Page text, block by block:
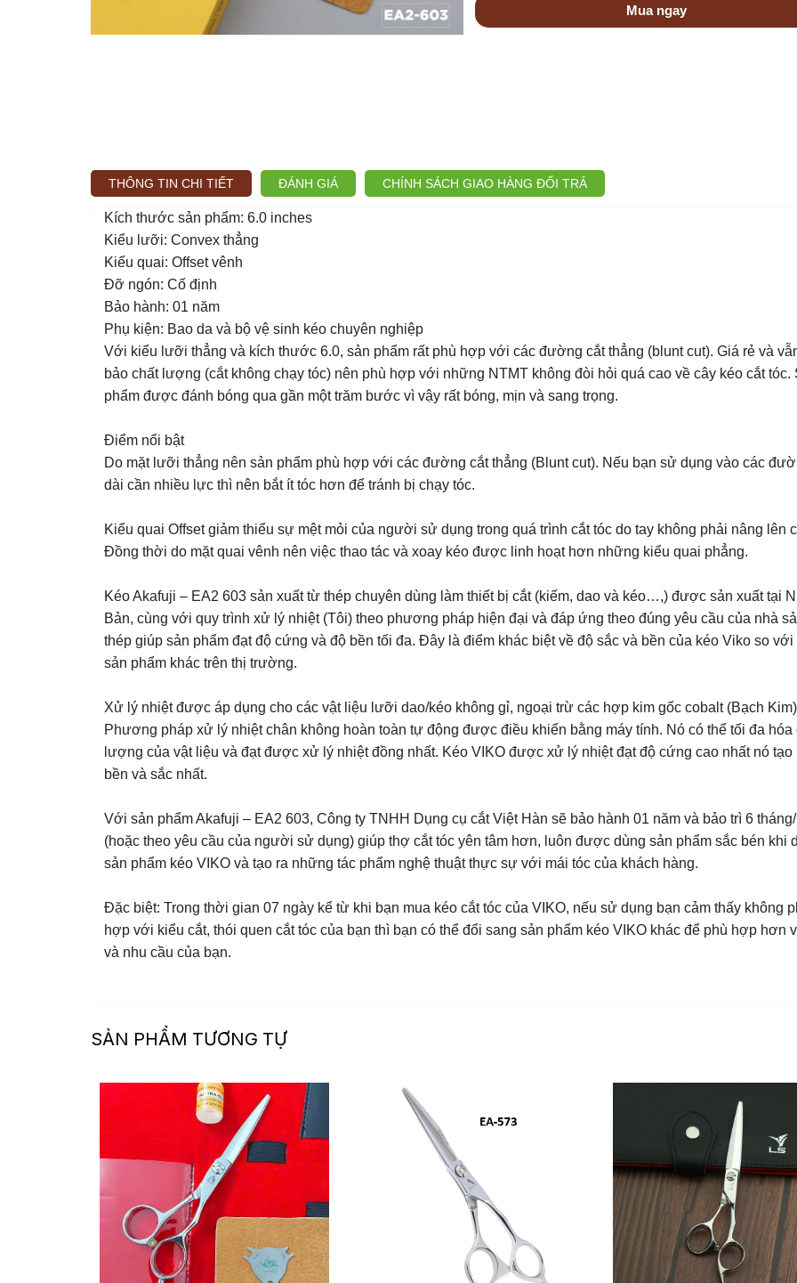
Mua ngay
THÔNG TIN CHI TIẾT ĐÁNH GIÁ CHÍNH SÁCH GIAO HÀNG ĐỔI TRẢ
Kích thước sản phẩm: 6.0 inches
Kiểu lưỡi: Convex thẳng
Kiểu quai: Offset vênh
Đỡ ngón: Cố định
Bảo hành: 01 năm
Phụ kiện: Bao da và bộ vệ sinh kéo chuyên nghiệp
Với kiểu lưỡi thẳng và kích thước 6.0, sản phẩm rất phù hợp với các đường cắt thẳng (blunt cut). Giá rẻ và
bảo chất lượng (cắt không chạy tóc) nên phù hợp với những NTMT không đòi hỏi quá cao về cây kéo cắt tóc.
phẩm được đánh bóng qua gần một trăm bước vì vậy rất bóng, mịn và sang trọng.
Điểm nổi bật
Do mặt lưỡi thẳng nên sản phẩm phù hợp với các đường cắt thẳng (Blunt cut). Nếu bạn sử dụng vào các
dài cần nhiều lực thì nên bắt ít tóc hơn để tránh bị chạy tóc.
Kiểu quai Offset giảm thiểu sự mệt mỏi của người sử dụng trong quá trình cắt tóc do tay không phải nâng lên
Đồng thời do mặt quai vênh nên việc thao tác và xoay kéo được linh hoạt hơn những kiểu quai phẳng.
Kéo Akafuji – EA2 603 sản xuất từ thép chuyên dùng làm thiết bị cắt (kiếm, dao và kéo…,) được sản xuất tại
Bản, cùng với quy trình xử lý nhiệt (Tôi) theo phương pháp hiện đại và đáp ứng theo đúng yêu cầu của nhà
thép giúp sản phẩm đạt độ cứng và độ bền tối đa. Đây là điểm khác biệt về độ sắc và bền của kéo Viko so với
sản phẩm khác trên thị trường.
Xử lý nhiệt được áp dụng cho các vật liệu lưỡi dao/kéo không gỉ, ngoại trừ các hợp kim gốc cobalt (Bạch
Phương pháp xử lý nhiệt chân không hoàn toàn tự động được điều khiển bằng máy tính. Nó có thể tối đa hóa
lượng của vật liệu và đạt được xử lý nhiệt đồng nhất. Kéo VIKO được xử lý nhiệt đạt độ cứng cao nhất nó tạo
bền và sắc nhất.
Với sản phẩm Akafuji – EA2 603, Công ty TNHH Dụng cụ cắt Việt Hàn sẽ bảo hành 01 năm và bảo trì 6
(hoặc theo yêu cầu của người sử dụng) giúp thợ cắt tóc yên tâm hơn, luôn được dùng sản phẩm sắc bén khi
sản phẩm kéo VIKO và tạo ra những tác phẩm nghệ thuật thực sự với mái tóc của khách hàng.
Đặc biệt: Trong thời gian 07 ngày kể từ khi bạn mua kéo cắt tóc của VIKO, nếu sử dụng bạn cảm thấy không
hợp với kiểu cắt, thói quen cắt tóc của bạn thì bạn có thể đổi sang sản phẩm kéo VIKO khác để phù hợp hơn
và nhu cầu của bạn.
SẢN PHẨM TƯƠNG TỰ